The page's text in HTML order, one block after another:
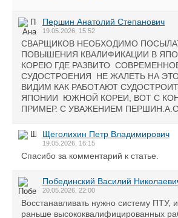
Першин Анатолий Степанович
19.05.2026, 15:52
СВАРЩИКОВ НЕОБХОДИМО
ПОВЫШЕНИЯ КВАЛИФИКАЦИИ В
КОРЕЮ ГДЕ РАЗВИТО
СУДОСТРОЕНИЯ НЕ ЖАЛЕТЬ НА
ВИДИМ КАК РАБОТАЮТ
ЯПОНИИ ЮЖНОЙ КОРЕИ, ВОТ С
ПРИМЕР. С УВАЖЕНИЕМ ПЕРШИН.А.С.
Щеголихин Петр Владимирович
19.05.2026, 16:15
Спасибо за комментарий к статье.
Побединский Василий
20.05.2026, 22:00
Восстанавливать нужно систему ПТУ, и
раньше высококвалифицированных